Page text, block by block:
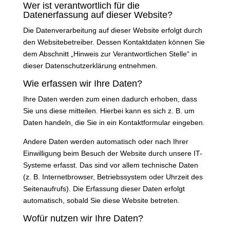
Wer ist verantwortlich für die
Datenerfassung auf dieser Website?
Die Datenverarbeitung auf dieser Website erfolgt durch
den Websitebetreiber. Dessen Kontaktdaten können Sie
dem Abschnitt „Hinweis zur Verantwortlichen Stelle“ in
dieser Datenschutzerklärung entnehmen.
Wie erfassen wir Ihre Daten?
Ihre Daten werden zum einen dadurch erhoben, dass
Sie uns diese mitteilen. Hierbei kann es sich z. B. um
Daten handeln, die Sie in ein Kontaktformular eingeben.
Andere Daten werden automatisch oder nach Ihrer
Einwilligung beim Besuch der Website durch unsere IT-
Systeme erfasst. Das sind vor allem technische Daten
(z. B. Internetbrowser, Betriebssystem oder Uhrzeit des
Seitenaufrufs). Die Erfassung dieser Daten erfolgt
automatisch, sobald Sie diese Website betreten.
Wofür nutzen wir Ihre Daten?